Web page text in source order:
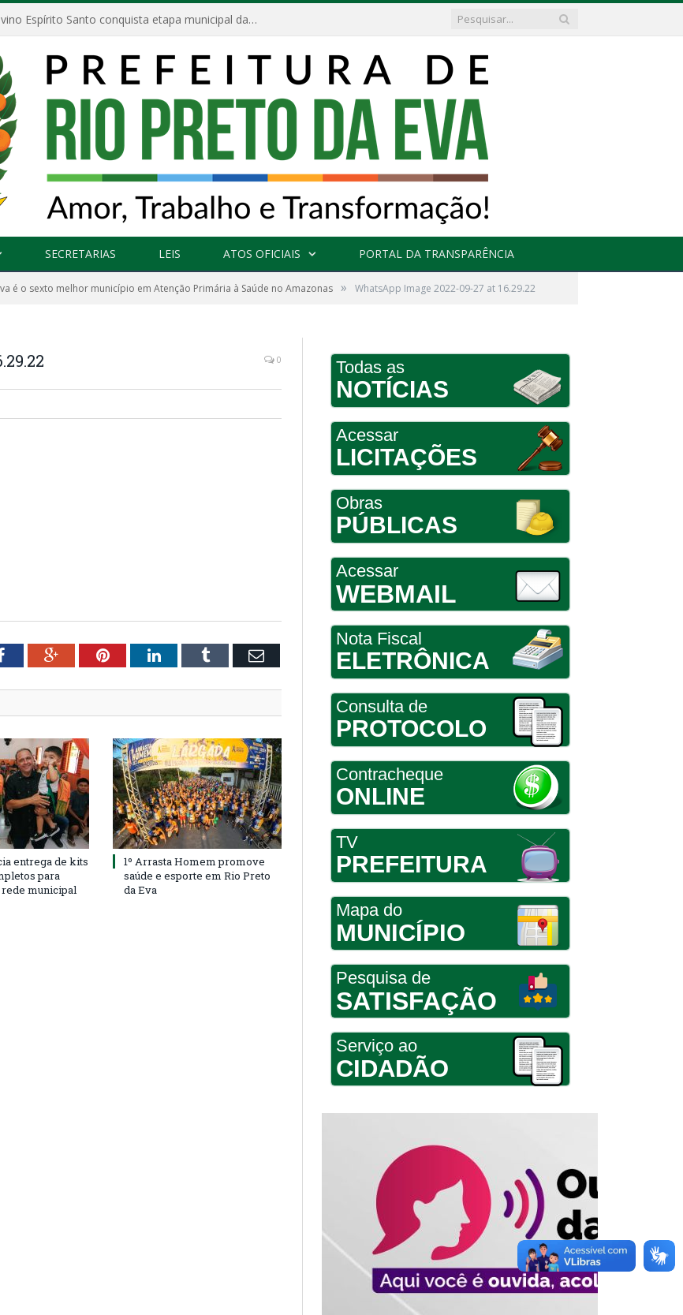
Escola Municipal Divino Espírito Santo conquista etapa municipal da V Feira Amazonense de Matemática
SECRETARIAS LEIS ATOS OFICIAIS PORTAL DA TRANSPARÊNCIA
é o sexto melhor município em Atenção Primária à Saúde no Amazonas » WhatsApp Image 2022-09-27 at 16.29.22
0
FacebookGoogle+PinterestLinkedInTumblr Email
entrega de kits
para
rede municipal
1º Arrasta Homem promove
saúde e esporte em Rio Preto
da Eva
Todas as
NOTÍCIAS
Acessar
LICITAÇÕES
Obras
PÚBLICAS
Acessar
WEBMAIL
Nota Fiscal
ELETRÔNICA
Consulta de
PROTOCOLO
Contracheque
ONLINE
TV
PREFEITURA
Mapa do
MUNICÍPIO
Pesquisa de
SATISFAÇÃO
Serviço ao
CIDADÃO